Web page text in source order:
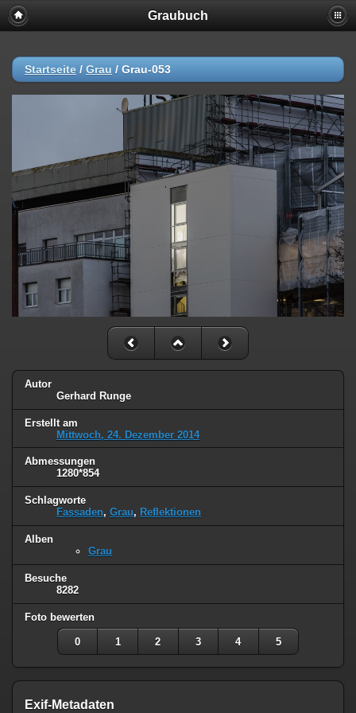
Graubuch
Startseite / Grau / Grau-053
Autor
Gerhard Runge
Erstellt am
Mittwoch, 24. Dezember 2014
Abmessungen
1280*854
Schlagworte
Fassaden, Grau, Reflektionen
Alben
Grau
Besuche
8282
Foto bewerten
0 1 2 3 4 5
Exif-Metadaten